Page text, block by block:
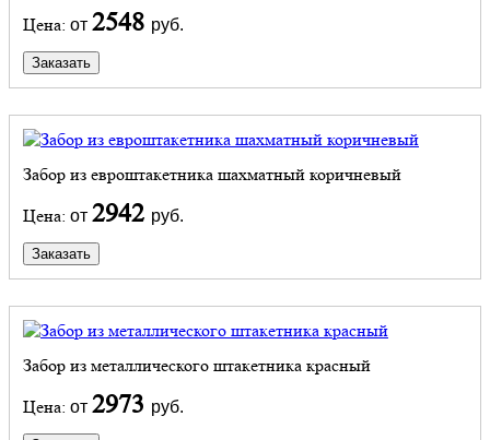
Цена: от 2548 руб.
Заказать
Забор из евроштакетника шахматный коричневый
Цена: от 2942 руб.
Заказать
Забор из металлического штакетника красный
Цена: от 2973 руб.